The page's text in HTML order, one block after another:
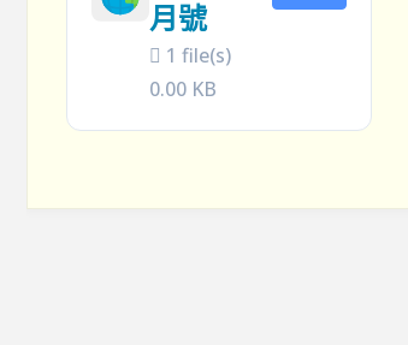
月號
1 file(s)
0.00 KB